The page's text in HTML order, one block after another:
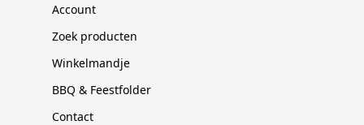
Account
Zoek producten
Winkelmandje
BBQ & Feestfolder
Contact